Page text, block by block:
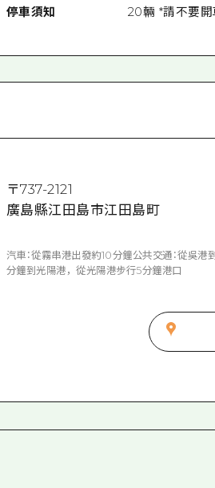
停車須知 20輛 *請不要開
〒737-2121
廣島縣江田島市江田島町
汽車：從霧串港出發約10分鐘公共交通：從吳
分鐘到光陽港，從光陽港步行5分鐘港口